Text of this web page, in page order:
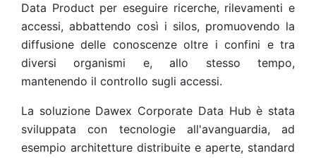
Data Product per eseguire ricerche, rilevamenti e
accessi, abbattendo così i silos, promuovendo la
diffusione delle conoscenze oltre i confini e tra
diversi organismi e, allo stesso tempo,
mantenendo il controllo sugli accessi.
La soluzione Dawex Corporate Data Hub è stata
sviluppata con tecnologie all'avanguardia, ad
esempio architetture distribuite e aperte, standard